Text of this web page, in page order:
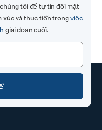
tôi để tự tin đối mặt
xúc và thực tiễn trongviệc
giai đoạn cuối.